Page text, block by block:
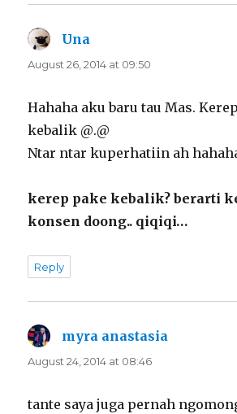
Una
August 26, 2014 at 09:50
Hahaha aku baru tau Mas.
kebalik @.@
Ntar ntar kuperhatiin ah
kerep pake kebalik? berarti
konsen doong.. qiqiqi…
Reply
myra anastasia
August 24, 2014 at 08:46
tante saya juga pernah